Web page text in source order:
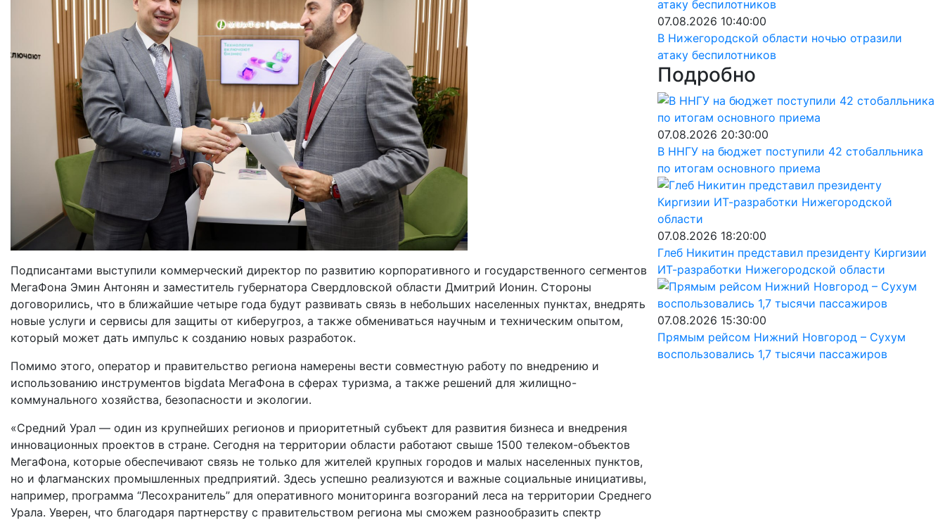
Подписантами выступили коммерческий директор по развитию корпоративного и государственного сегментов
МегаФона Эмин Антонян и заместитель губернатора Свердловской области Дмитрий Ионин. Стороны
договорились, что в ближайшие четыре года будут развивать связь в небольших населенных пунктах, внедрять
новые услуги и сервисы для защиты от киберугроз, а также обмениваться научным и техническим опытом,
который может дать импульс к созданию новых разработок.
Помимо этого, оператор и правительство региона намерены вести совместную работу по внедрению и
использованию инструментов bigdata МегаФона в сферах туризма, а также решений для жилищно-
коммунального хозяйства, безопасности и экологии.
«Средний Урал — один из крупнейших регионов и приоритетный субъект для развития бизнеса и внедрения
инновационных проектов в стране. Сегодня на территории области работают свыше 1500 телеком-объектов
МегаФона, которые обеспечивают связь не только для жителей крупных городов и малых населенных пунктов,
но и флагманских промышленных предприятий. Здесь успешно реализуются и важные социальные инициативы,
например, программа “Лесохранитель” для оперативного мониторинга возгораний леса на территории Среднего
Урала. Уверен, что благодаря партнерству с правительством региона мы сможем разнообразить спектр
07.08.2026 10:40:00
В Нижегородской области ночью отразили
атаку беспилотников
Подробно
07.08.2026 20:30:00
В ННГУ на бюджет поступили 42 стобалльника
по итогам основного приема
07.08.2026 18:20:00
Глеб Никитин представил президенту Киргизии
ИТ-разработки Нижегородской области
07.08.2026 15:30:00
Прямым рейсом Нижний Новгород – Сухум
воспользовались 1,7 тысячи пассажиров